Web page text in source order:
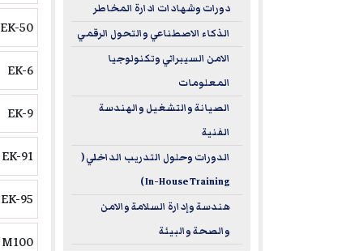
EK-50
EK-6
EK-9
EK-91
EK-95
M100
دورات وشهادات ادارة المخاطر
الذكاء الاصطناعي والتحول الرقمي
الامن السيبراني وتكنولوجيا
المعلومات
الصيانة والتشغيل والهندسة
الفنية
الدورات وحلول التدريب الداخلي (
In-House Training )
هندسة وإدارة السلامة والامن
والصحة والبيئة